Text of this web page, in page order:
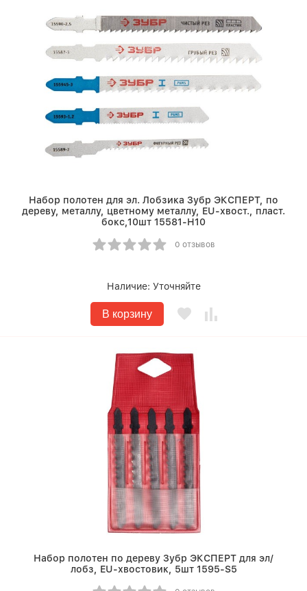
Набор полотен для эл. Лобзика Зубр ЭКСПЕРТ, по
дереву, металлу, цветному металлу, EU-хвост., пласт.
бокс,10шт 15581-H10
0 отзывов
Наличие: Уточняйте
В корзину
Набор полотен по дереву Зубр ЭКСПЕРТ для эл/
лобз, EU-хвостовик, 5шт 1595-S5